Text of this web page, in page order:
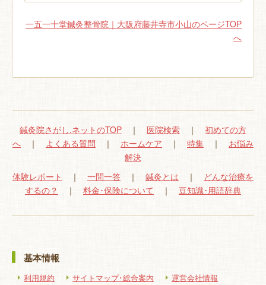
一五一十堂鍼灸整骨院｜大阪府藤井寺市小山のページTOP
へ
鍼灸院さがし.ネットのTOP ｜ 医院検索 ｜ 初めての方
へ ｜ よくある質問 ｜ ホームケア ｜ 特集 ｜ お悩み
解決
体験レポート
｜ 一問一答 ｜ 鍼灸とは ｜ どんな治療を
するの？
｜ 料金･保険について ｜ 豆知識･用語辞典
基本情報
利用規約 サイトマップ･総合案内 運営会社情報